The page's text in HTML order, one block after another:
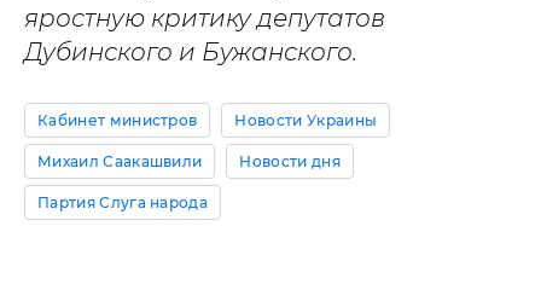
яростную критику депутатов
Дубинского и Бужанского.
Кабинет министров Новости Украины
Михаил Саакашвили Новости дня
Партия Слуга народа